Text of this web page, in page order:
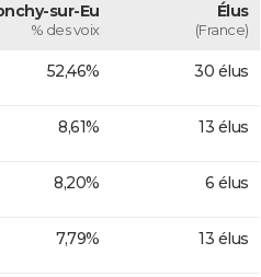
sur-Eu
% des voix
Élus
(France)
52,46% 30 élus
8,61% 13 élus
8,20% 6 élus
7,79% 13 élus